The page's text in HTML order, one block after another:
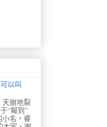
以叫
天崩地裂
“報到”
小名，睿